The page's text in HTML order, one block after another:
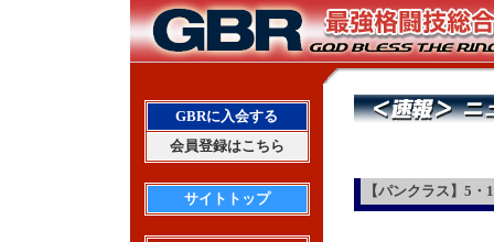
GBRに入会する
会員登録はこちら
サイトトップ 【パンクラス】5